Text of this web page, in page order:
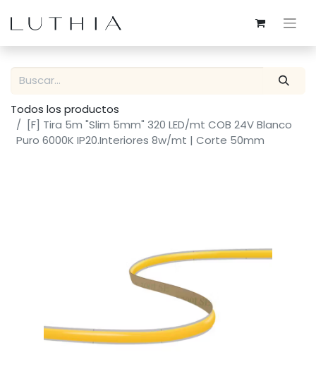
Todos los productos
[F] Tira 5m "Slim 5mm" 320 LED/mt COB 24V Blanco
Puro 6000K IP20.Interiores 8w/mt | Corte 50mm